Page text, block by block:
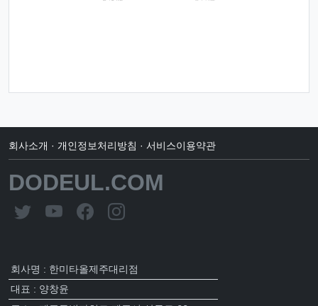
회사소개 · 개인정보처리방침 · 서비스이용약관
DODEUL.COM
회사명 : 한미타올제주대리점
대표 : 양창윤